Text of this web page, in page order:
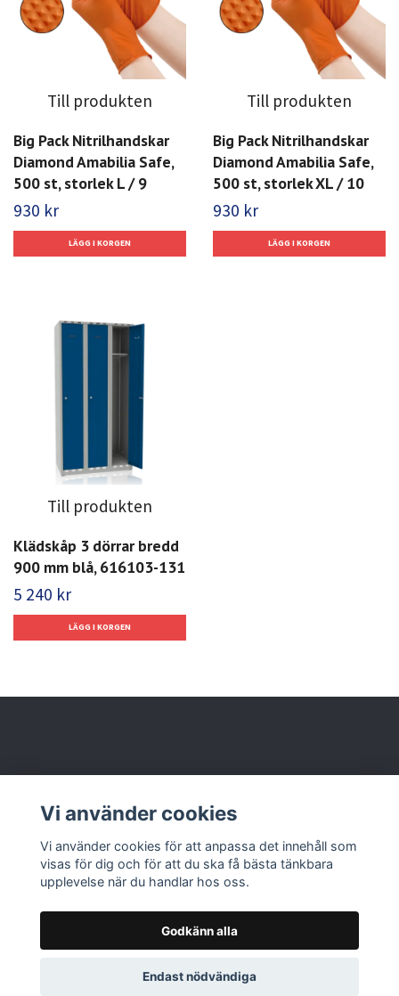
Till produkten
Big Pack Nitrilhandskar
Diamond Amabilia Safe,
500 st, storlek L / 9
930 kr
Till produkten
Big Pack Nitrilhandskar
Diamond Amabilia Safe,
500 st, storlek XL / 10
930 kr
Till produkten
Klädskåp 3 dörrar bredd
900 mm blå, 616103-131
5 240 kr
Läs mer
© 2026 Nolbox AB
Vi använder cookies
Vi använder cookies för att anpassa det innehåll som
visas för dig och för att du ska få bästa tänkbara
upplevelse när du handlar hos oss.
Godkänn alla
Endast nödvändiga